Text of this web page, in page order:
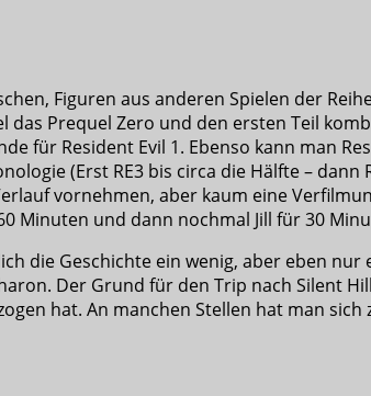
Figuren aus anderen Spielen der
das Prequel Zero und den ersten Teil
für Resident Evil 1. Ebenso kann man
(Erst RE3 bis circa die Hälfte – dann
vornehmen, aber kaum eine
Minuten und dann nochmal Jill für 30
die Geschichte ein wenig, aber eben
Der Grund für den Trip nach Silent
hat. An manchen Stellen hat man